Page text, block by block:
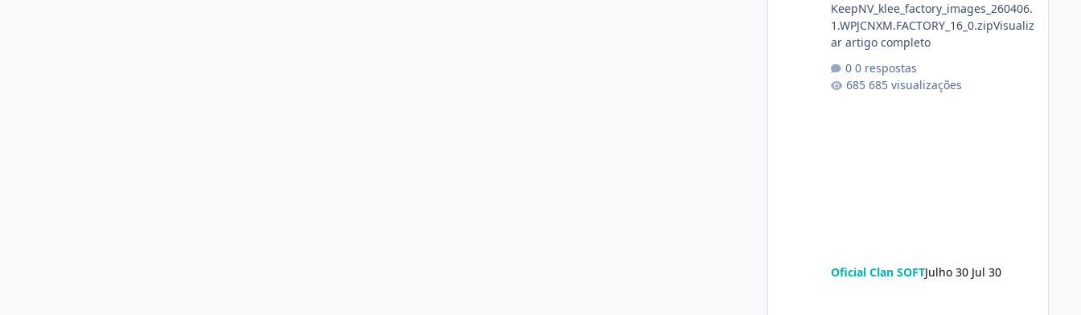
KeepNV_klee_factory_images_260406.
1.WPJCNXM.FACTORY_16_0.zipVisualiz
ar artigo completo
0 respostas
685 visualizações
Oficial Clan SOFTJulho 30 Jul 30